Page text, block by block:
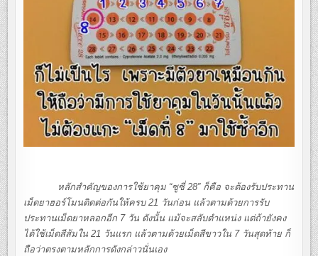
หลักสำคัญของการใช้ยาคุม “ซูซี่ 28” ก็คือ จะต้องรับประทาน
เม็ดยาฮอร์โมนติดต่อกันให้ครบ 21 วันก่อน แล้วตามด้วยการรับ
ประทานเม็ดยาหลอกอีก 7 วัน ดังนั้น แม้จะสลับตำแหน่ง แต่ถ้ายังคง
ได้ใช้เม็ดสีส้มใน 21 วันแรก แล้วตามด้วยเม็ดสีขาวใน 7 วันสุดท้าย ก็
ถือว่าตรงตามหลักการดังกล่าวนั่นเอง